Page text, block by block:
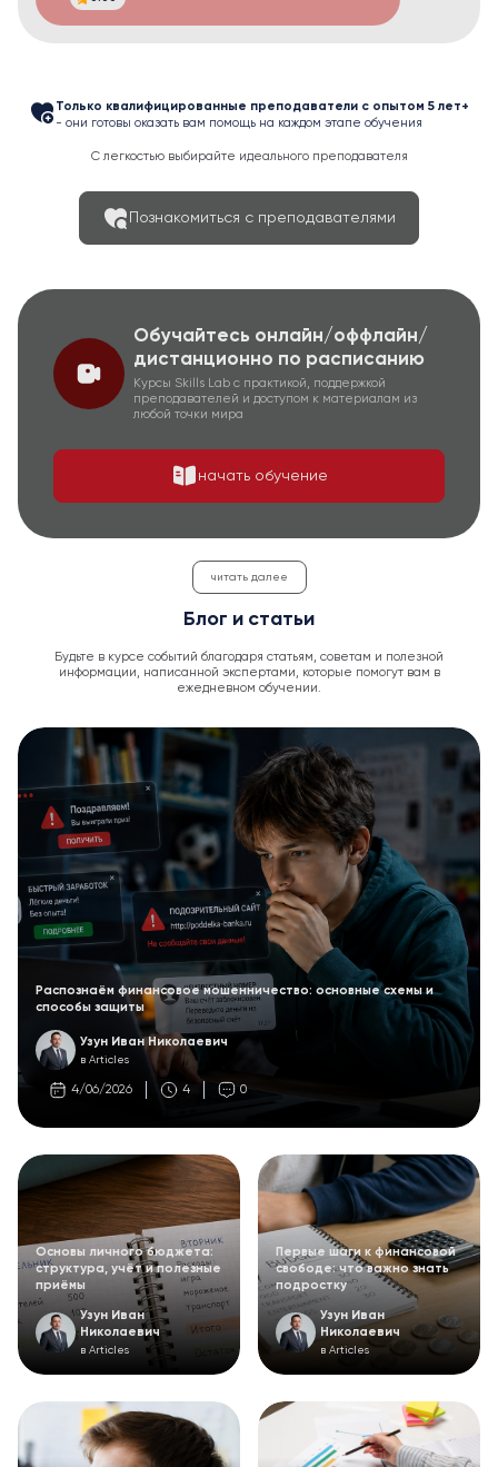
Только квалифицированные преподаватели с опытом 5 лет+
- они готовы оказать вам помощь на каждом этапе обучения
С легкостью выбирайте идеального преподавателя
Познакомиться с преподавателями
Обучайтесь онлайн/оффлайн/
дистанционно по расписанию
Курсы Skills Lab с практикой, поддержкой
преподавателей и доступом к материалам из
любой точки мира
начать обучение
читать далее
Блог и статьи
Будьте в курсе событий благодаря статьям, советам и полезной
информации, написанной экспертами, которые помогут вам в
ежедневном обучении.
Распознаём финансовое мошенничество: основные схемы и
способы защиты
Узун Иван Николаевич
в Articles
4/06/2026 4 0
Основы личного бюджета:
структура, учёт и полезные
приёмы
Узун Иван
Николаевич
в Articles
Первые шаги к финансовой
свободе: что важно знать
подростку
Узун Иван
Николаевич
в Articles